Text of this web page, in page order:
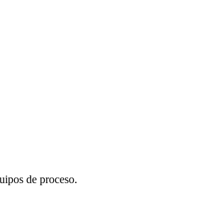
de proceso.